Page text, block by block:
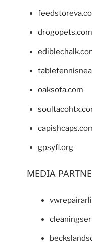
drogopets.com
oaksofa.com
gpsyfl.org
MEDIA